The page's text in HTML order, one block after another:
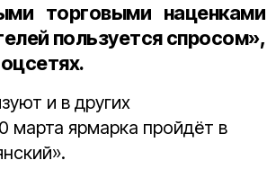
торговыми наценками
пользуется спросом»,
и в других
марта ярмарка пройдёт в